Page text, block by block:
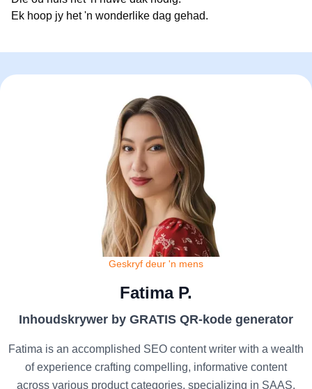
Ek hoop jy het 'n wonderlike dag gehad.
Geskryf deur 'n mens
Fatima P.
Inhoudskrywer by GRATIS QR-kode generator
Fatima is an accomplished SEO content writer with a wealth
of experience crafting compelling, informative content
across various product categories, specializing in SAAS.